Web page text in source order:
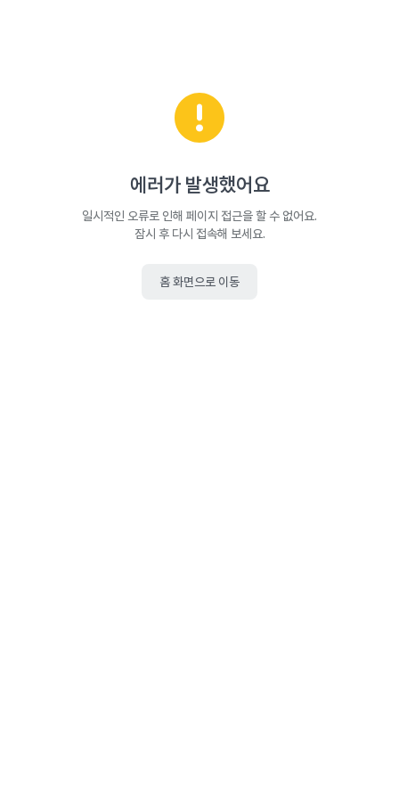
에러가 발생했어요
일시적인 오류로 인해 페이지 접근을 할 수 없어요.
잠시 후 다시 접속해 보세요.
홈 화면으로 이동